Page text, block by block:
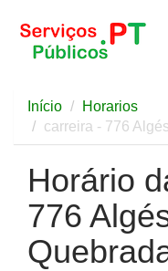
Início
Horarios
carreira - 776
Horário
776